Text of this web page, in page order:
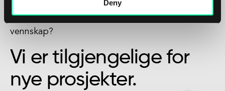
Deny
Kanskje det er begynnelsen på et vakkert
vennskap?
Vi er tilgjengelige for
nye prosjekter.